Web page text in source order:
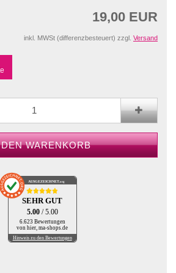
19,00 EUR
inkl. MWSt (differenzbesteuert) zzgl. Versand
AUSGEZEICHNET.org
SEHR GUT
5.00 / 5.00
6.623 Bewertungen
von hier, ma-shops.de
Hinweis zu den Bewertungen